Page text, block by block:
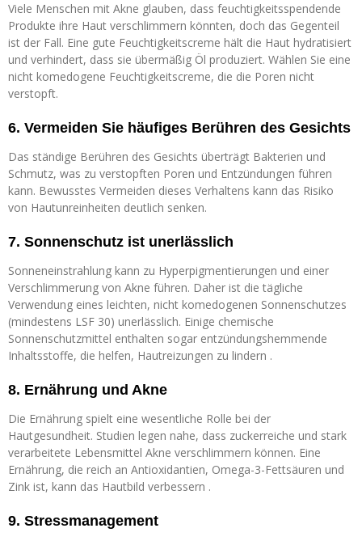
Viele Menschen mit Akne glauben, dass feuchtigkeitsspendende
Produkte ihre Haut verschlimmern könnten, doch das Gegenteil
ist der Fall. Eine gute Feuchtigkeitscreme hält die Haut hydratisiert
und verhindert, dass sie übermäßig Öl produziert. Wählen Sie eine
nicht komedogene Feuchtigkeitscreme, die die Poren nicht
verstopft.
6. Vermeiden Sie häufiges Berühren des Gesichts
Das ständige Berühren des Gesichts überträgt Bakterien und
Schmutz, was zu verstopften Poren und Entzündungen führen
kann. Bewusstes Vermeiden dieses Verhaltens kann das Risiko
von Hautunreinheiten deutlich senken.
7. Sonnenschutz ist unerlässlich
Sonneneinstrahlung kann zu Hyperpigmentierungen und einer
Verschlimmerung von Akne führen. Daher ist die tägliche
Verwendung eines leichten, nicht komedogenen Sonnenschutzes
(mindestens LSF 30) unerlässlich. Einige chemische
Sonnenschutzmittel enthalten sogar entzündungshemmende
Inhaltsstoffe, die helfen, Hautreizungen zu lindern .
8. Ernährung und Akne
Die Ernährung spielt eine wesentliche Rolle bei der
Hautgesundheit. Studien legen nahe, dass zuckerreiche und stark
verarbeitete Lebensmittel Akne verschlimmern können. Eine
Ernährung, die reich an Antioxidantien, Omega-3-Fettsäuren und
Zink ist, kann das Hautbild verbessern .
9. Stressmanagement